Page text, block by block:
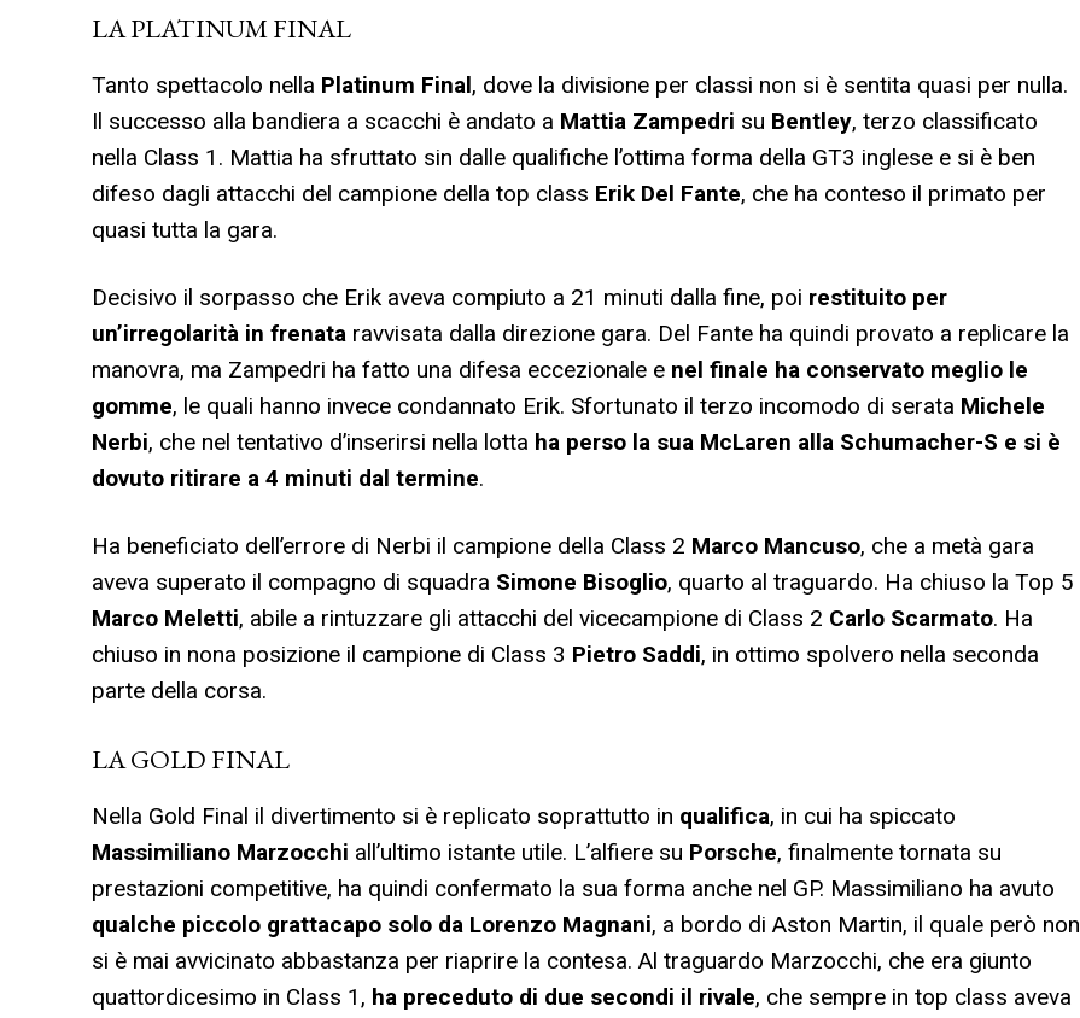
LA PLATINUM FINAL
Tanto spettacolo nella Platinum Final, dove la divisione per classi non si è sentita quasi per nulla.
Il successo alla bandiera a scacchi è andato a Mattia Zampedri su Bentley, terzo classificato
nella Class 1. Mattia ha sfruttato sin dalle qualifiche l’ottima forma della GT3 inglese e si è ben
difeso dagli attacchi del campione della top class Erik Del Fante, che ha conteso il primato per
quasi tutta la gara.
Decisivo il sorpasso che Erik aveva compiuto a 21 minuti dalla fine, poi restituito per
un’irregolarità in frenata ravvisata dalla direzione gara. Del Fante ha quindi provato a replicare la
manovra, ma Zampedri ha fatto una difesa eccezionale e nel finale ha conservato meglio le
gomme, le quali hanno invece condannato Erik. Sfortunato il terzo incomodo di serata Michele
Nerbi, che nel tentativo d’inserirsi nella lotta ha perso la sua McLaren alla Schumacher-S e si è
dovuto ritirare a 4 minuti dal termine.
Ha beneficiato dell’errore di Nerbi il campione della Class 2 Marco Mancuso, che a metà gara
aveva superato il compagno di squadra Simone Bisoglio, quarto al traguardo. Ha chiuso la Top 5
Marco Meletti, abile a rintuzzare gli attacchi del vicecampione di Class 2 Carlo Scarmato. Ha
chiuso in nona posizione il campione di Class 3 Pietro Saddi, in ottimo spolvero nella seconda
parte della corsa.
LA GOLD FINAL
Nella Gold Final il divertimento si è replicato soprattutto in qualifica, in cui ha spiccato
Massimiliano Marzocchi all’ultimo istante utile. L’alfiere su Porsche, finalmente tornata su
prestazioni competitive, ha quindi confermato la sua forma anche nel GP. Massimiliano ha avuto
qualche piccolo grattacapo solo da Lorenzo Magnani, a bordo di Aston Martin, il quale però non
si è mai avvicinato abbastanza per riaprire la contesa. Al traguardo Marzocchi, che era giunto
quattordicesimo in Class 1, ha preceduto di due secondi il rivale, che sempre in top class aveva